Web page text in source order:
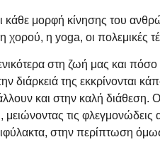
κάθε μορφή κίνησης του
χορού, η yoga, οι πολεμικές
στη ζωή μας και
διάρκειά της εκκρίνονται
και στην καλή
τις
στην περίπτωση